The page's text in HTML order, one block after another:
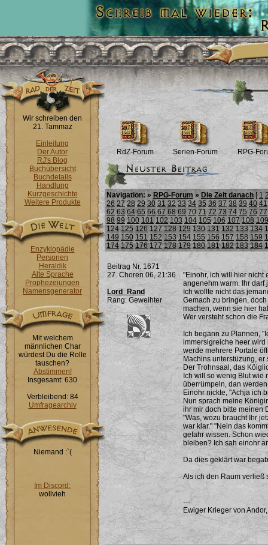
Wir schreiben den
21. Tammaz
Einleitung
Der Autor
RJ's Blog
Buchübersicht
Buchdetails
Handlung
Kurzgeschichte
Weitere Produkte
Enzyklopädie
Personen
Heraldik
Alte Sprache
Prophezeiungen
Namensgenerator
Mit welchem
männlichen Char
würdest Du die Rolle
tauschen?
Abstimmen!
Insgesamt: 630
Verbleibend: 84
Umfragearchiv
Niemand :`(
Im Discord:
wollvieh
RdZ-Forum Serien-Forum RPG-
Navigation: » RPG-Forum » Die Zeit danach [1
26 27 28 29 30 31 32 33 34 35 36 37 38 39 40 41
62 63 64 65 66 67 68 69 70 71 72 73 74 75 76 77
98 99 100 101 102 103 104 105 106 107 108 109
124 125 126 127 128 129 130 131 132 133 134
149 150 151 152 153 154 155 156 157 158 159
174 175 176 177 178 179 180 181 182 183 184
Beitrag Nr. 1671
27. Choren 06, 21:36
Lord_Rand
Rang: Geweihter
"Einohr, ich will hier nicht
angenehm warm. Ihr darf
Ich wollte nicht das
Gemach zu bringen,
machen, wenn sie hier
Wer versteht schon die
Ich begann zu Plannen,
immersigreiche heer
werde mehrere Portale
Machins unterstüzung,
Der Trohnsaal, das
Ich will so wenig Blut wie
überrümpeln, dan
Einohr nickte, "Achja ich
Nun sprach meine
ihr mir doch bitte meinen
"Was, wozu braucht Ihr
war klar." "Nein das
gefahr wissen. Schon
bleiben? Ich sah einohr
Da dies geklärt war
Als ich den Raum verließ
---
Ewiger Krieger von